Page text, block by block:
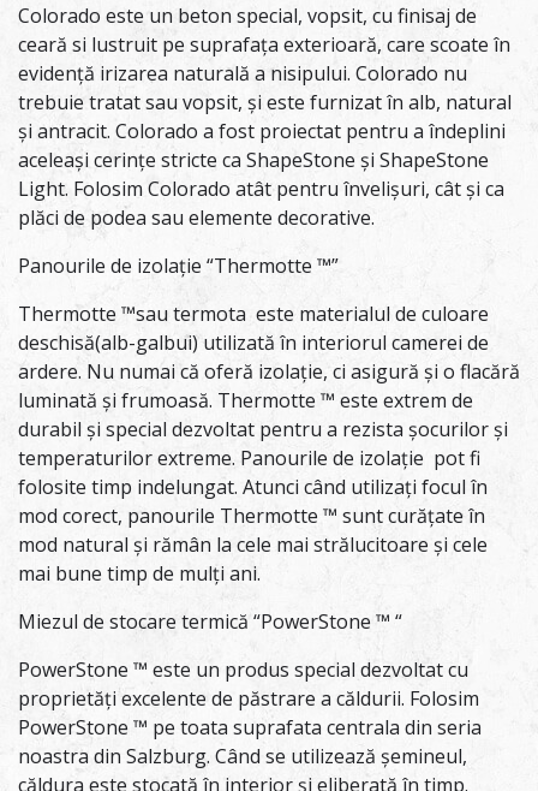
Colorado este un beton special, vopsit, cu finisaj de
ceară si lustruit pe suprafața exterioară, care scoate în
evidență irizarea naturală a nisipului. Colorado nu
trebuie tratat sau vopsit, și este furnizat în alb, natural
și antracit. Colorado a fost proiectat pentru a îndeplini
aceleași cerințe stricte ca ShapeStone și ShapeStone
Light. Folosim Colorado atât pentru învelișuri, cât și ca
plăci de podea sau elemente decorative.
Panourile de izolație “Thermotte ™”
Thermotte ™sau termota este materialul de culoare
deschisă(alb-galbui) utilizată în interiorul camerei de
ardere. Nu numai că oferă izolație, ci asigură și o flacără
luminată și frumoasă. Thermotte ™ este extrem de
durabil și special dezvoltat pentru a rezista șocurilor și
temperaturilor extreme. Panourile de izolație pot fi
folosite timp indelungat. Atunci când utilizați focul în
mod corect, panourile Thermotte ™ sunt curățate în
mod natural și rămân la cele mai strălucitoare și cele
mai bune timp de mulți ani.
Miezul de stocare termică “PowerStone ™ “
PowerStone ™ este un produs special dezvoltat cu
proprietăți excelente de păstrare a căldurii. Folosim
PowerStone ™ pe toata suprafata centrala din seria
noastra din Salzburg. Când se utilizează șemineul,
căldura este stocată în interior și eliberată în timp.